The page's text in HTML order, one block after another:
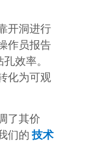
开洞进行
作员报告
效率。
化为可观
了其价
们的技术